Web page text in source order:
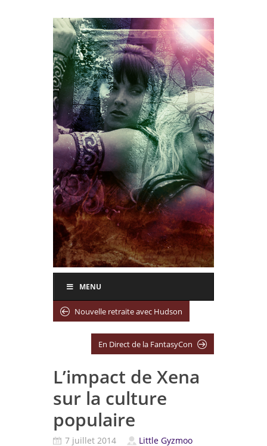
MENU
Nouvelle retraite avec Hudson
En Direct de la FantasyCon
L’impact de Xena
sur la culture
populaire
7 juillet 2014
Little Gyzmoo